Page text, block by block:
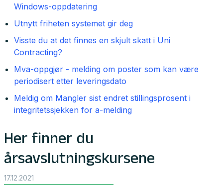
Windows-oppdatering
Utnytt friheten systemet gir deg
Visste du at det finnes en skjult skatt i Uni
Contracting?
Mva-oppgjør - melding om poster som kan være
periodisert etter leveringsdato
Meldig om Mangler sist endret stillingsprosent i
integritetssjekken for a-melding
Her finner du
årsavslutningskursene
17.12.2021